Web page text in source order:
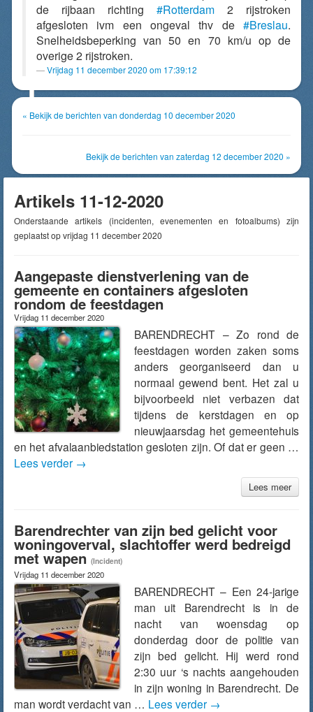
de rijbaan richting #Rotterdam 2 rijstroken
afgesloten ivm een ongeval thv de #Breslau.
Snelheidsbeperking van 50 en 70 km/u op de
overige 2 rijstroken.
Vrijdag 11 december 2020 om 17:39:12
« Bekijk de berichten van donderdag 10 december 2020
Bekijk de berichten van zaterdag 12 december 2020 »
Artikels 11-12-2020
Onderstaande artikels (incidenten, evenementen en fotoalbums) zijn
geplaatst op vrijdag 11 december 2020
Aangepaste dienstverlening van de
gemeente en containers afgesloten
rondom de feestdagen
Vrijdag 11 december 2020
BARENDRECHT – Zo rond de
feestdagen worden zaken soms
anders georganiseerd dan u
normaal gewend bent. Het zal u
bijvoorbeeld niet verbazen dat
tijdens de kerstdagen en op
nieuwjaarsdag het gemeentehuis
en het afvalaanbiedstation gesloten zijn. Of dat er geen …
Lees verder →
Lees meer
Barendrechter van zijn bed gelicht voor
woningoverval, slachtoffer werd bedreigd
met wapen (Incident)
Vrijdag 11 december 2020
BARENDRECHT – Een 24-jarige
man uit Barendrecht is in de
nacht van woensdag op
donderdag door de politie van
zijn bed gelicht. Hij werd rond
2:30 uur ‘s nachts aangehouden
in zijn woning in Barendrecht. De
man wordt verdacht van … Lees verder →